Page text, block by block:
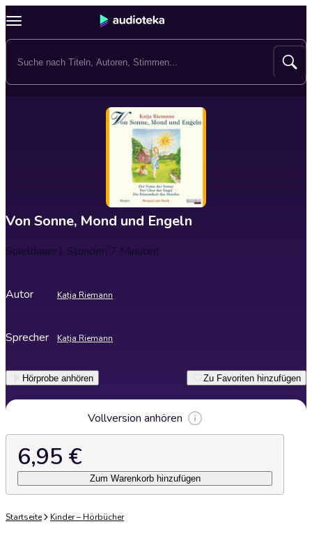
Von Sonne, Mond und Engeln
Spieldauer1 Stunden 7 Minuten
Autor Katja Riemann
Sprecher Katja Riemann
Hörprobe anhören Zu Favoriten hinzufügen
Vollversion anhören
6,95 €
Zum Warenkorb hinzufügen
Startseite Kinder – Hörbücher